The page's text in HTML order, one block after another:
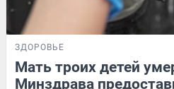
ЗДОРОВЬЕ
Мать троих детей
Минздрава